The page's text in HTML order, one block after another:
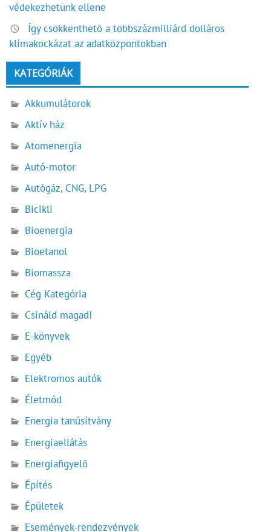
védekezhetünk ellene
Így csökkenthető a többszázmilliárd dolláros
klímakockázat az adatközpontokban
KATEGÓRIÁK
Akkumulátorok
Aktív ház
Atomenergia
Autó-motor
Autógáz, CNG, LPG
Bicikli
Bioenergia
Bioetanol
Biomassza
Cég Kategória
Csináld magad!
E-könyvek
Egyéb
Elektromos autók
Életmód
Energia tanúsítvány
Energiaellátás
Energiafigyelő
Építés
Épületek
Események-rendezvények